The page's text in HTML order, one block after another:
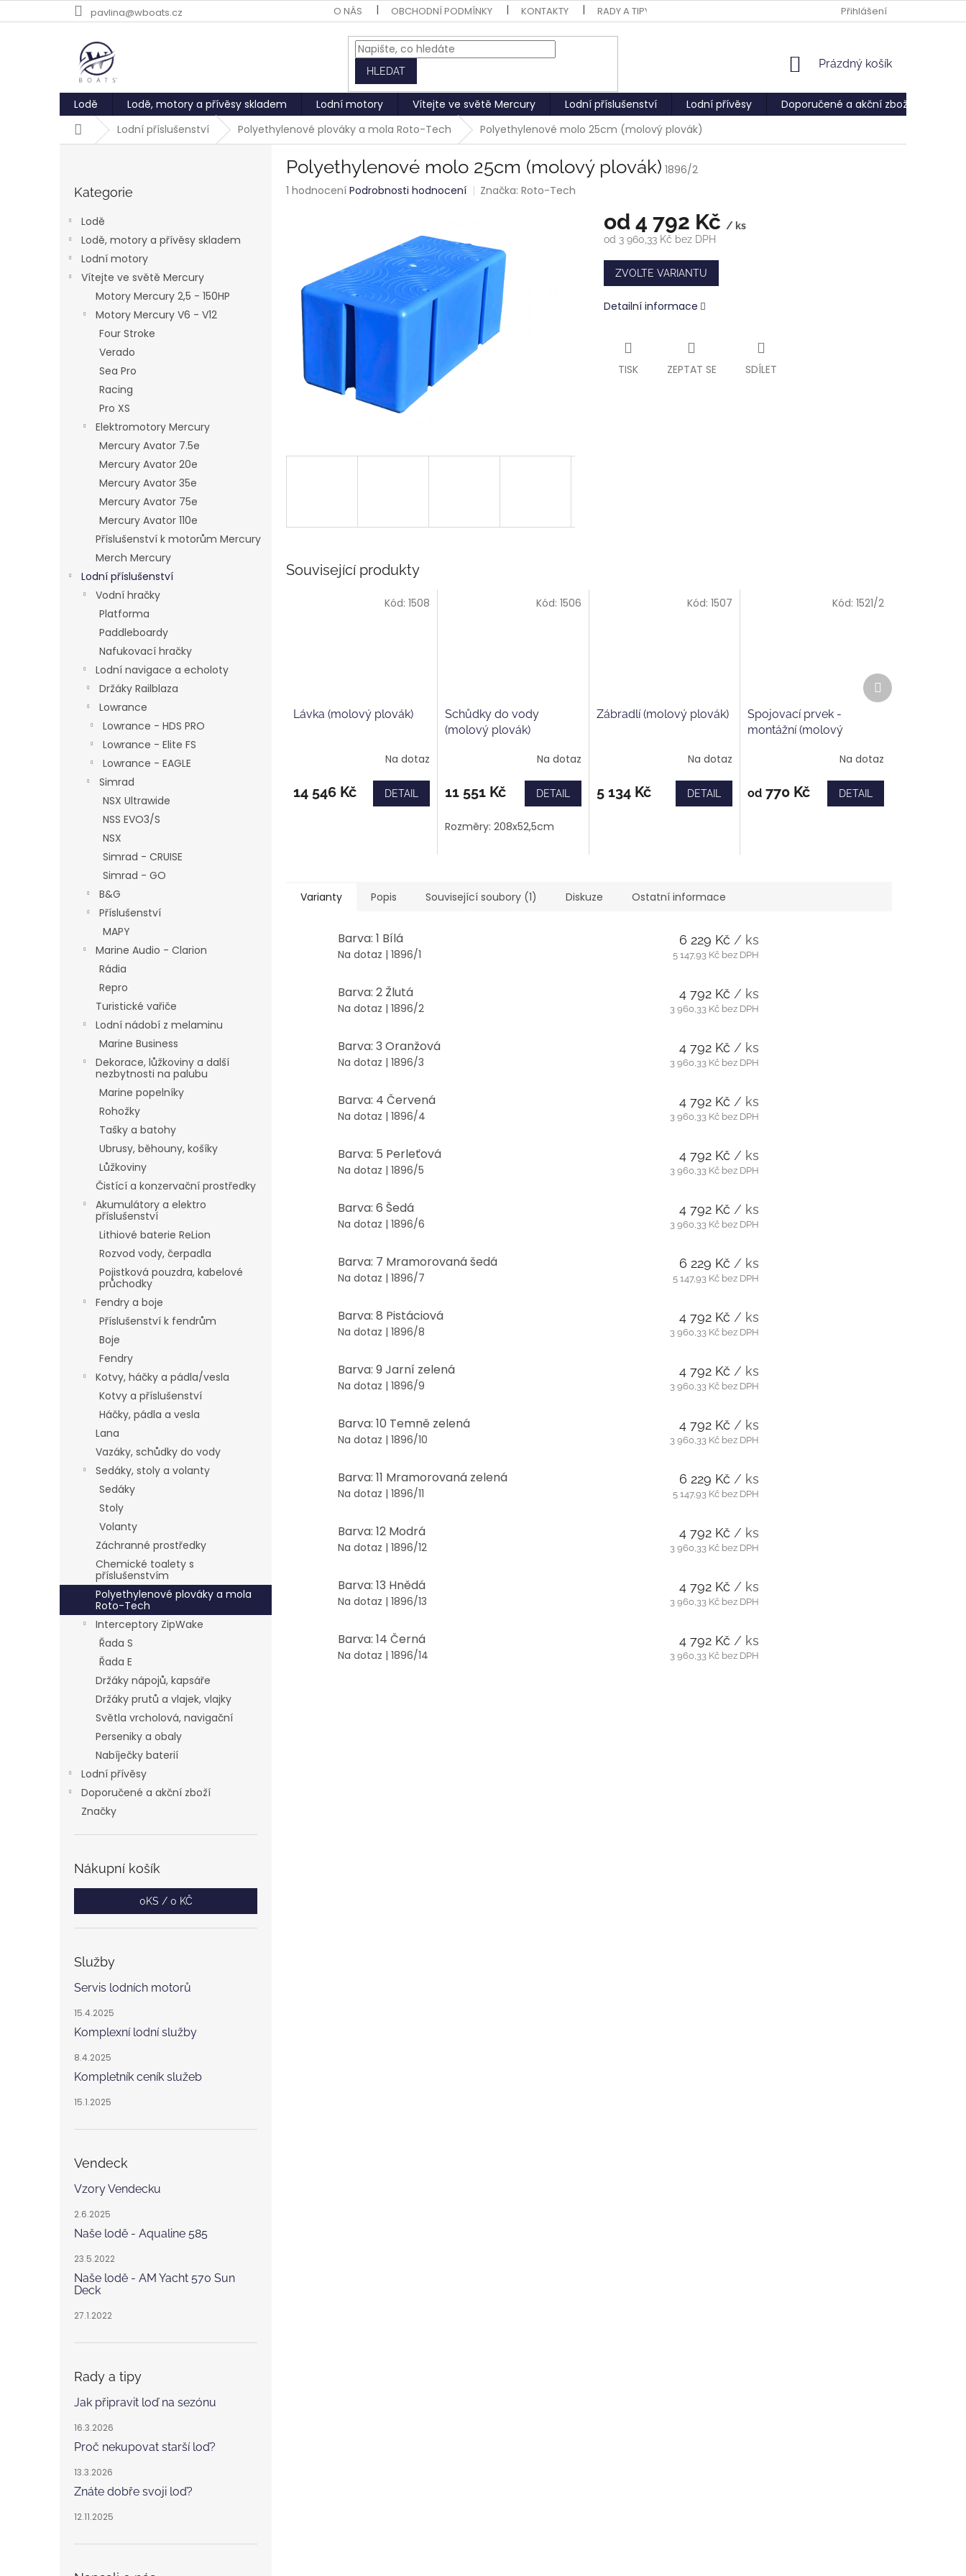
na
pavlina@wboats.cz O NÁS OBCHODNÍ PODMÍNKY KONTAKTY RADY A TIPY Přihlášení
HLEDAT
NÁKUPNÍ
Prázdný košík
Lodě Lodě, motory a přívěsy skladem Lodní motory Vítejte ve světě Mercury Lodní příslušenství Lodní přívěsy Doporučené a akční zboží
DomůLodní příslušenství Polyethylenové plováky a mola Roto-Tech Polyethylenové molo 25cm (molový plovák)
kategorie
Kategorie
Lodě
Lodě, motory a přívěsy skladem
Lodní motory
Vítejte ve světě Mercury
Motory Mercury 2,5 - 150HP
Motory Mercury V6 - V12
Four Stroke
Verado
Sea Pro
Racing
Pro XS
Elektromotory Mercury
Mercury Avator 7.5e
Mercury Avator 20e
Mercury Avator 35e
Mercury Avator 75e
Mercury Avator 110e
Příslušenství k motorům Mercury
Merch Mercury
Lodní příslušenství
Vodní hračky
Platforma
Paddleboardy
Nafukovací hračky
Lodní navigace a echoloty
Držáky Railblaza
Lowrance
Lowrance - HDS PRO
Lowrance - Elite FS
Lowrance - EAGLE
Simrad
NSX Ultrawide
NSS EVO3/S
NSX
Simrad - CRUISE
Simrad - GO
B&G
Příslušenství
MAPY
Marine Audio - Clarion
Rádia
Repro
Turistické vařiče
Lodní nádobí z melaminu
Marine Business
Dekorace, lůžkoviny a další
nezbytnosti na palubu
Marine popelníky
Rohožky
Tašky a batohy
Ubrusy, běhouny, košíky
Lůžkoviny
Čistící a konzervační prostředky
Akumulátory a elektro
příslušenství
Lithiové baterie ReLion
Rozvod vody, čerpadla
Pojistková pouzdra, kabelové
průchodky
Fendry a boje
Příslušenství k fendrům
Boje
Fendry
Kotvy, háčky a pádla/vesla
Kotvy a příslušenství
Háčky, pádla a vesla
Lana
Vazáky, schůdky do vody
Sedáky, stoly a volanty
Sedáky
Stoly
Volanty
Záchranné prostředky
Chemické toalety s
příslušenstvím
Polyethylenové plováky a mola
Roto-Tech
Interceptory ZipWake
Řada S
Řada E
Držáky nápojů, kapsáře
Držáky prutů a vlajek, vlajky
Světla vrcholová, navigační
Perseniky a obaly
Nabíječky baterií
Lodní přívěsy
Doporučené a akční zboží
Značky
Nákupní košík
0KS / 0 KČ
Služby
Servis lodních motorů
15.4.2025
Komplexní lodní služby
8.4.2025
Kompletník ceník služeb
15.1.2025
Vendeck
Vzory Vendecku
2.6.2025
Naše lodě - Aqualine 585
23.5.2022
Naše lodě - AM Yacht 570 Sun
Deck
27.1.2022
Rady a tipy
Jak připravit loď na sezónu
16.3.2026
Proč nekupovat starší loď?
13.3.2026
Znáte dobře svoji loď?
12.11.2025
Polyethylenové molo 25cm (molový plovák) 1896/2
Průměrné
hvězdiček.
1 hodnocení Podrobnosti hodnocení Značka:Roto-Tech
od 4 792 Kč / ks
od 3 960,33 Kč bez DPH
Měrná
cena:
ZVOLTE VARIANTU
Detailní informace
TISK ZEPTAT SE SDÍLET
Související produkty
Lávka (molový plovák)
Na dotaz
14 546 Kč DETAIL
Kód: 1508
Schůdky do vody
(molový plovák)
Na dotaz
11 551 Kč DETAIL
Rozměry: 208x52,5cm
Kód: 1506
Zábradlí (molový plovák)
Na dotaz
5 134 Kč DETAIL
Kód:1507
Spojovací prvek -
montážní (molový
Na dotaz
od 770 Kč DETAIL
Kód: 1521/2
Další
produkt
Varianty Popis Související soubory (1) Diskuze Ostatní informace
Barva: 1 Bílá
Na dotaz | 1896/1
6 229 Kč / ks
5 147,93 Kč bez DPH
Barva: 2 Žlutá
Na dotaz | 1896/2
4 792 Kč / ks
3 960,33 Kč bez DPH
Barva: 3 Oranžová
Na dotaz | 1896/3
4 792 Kč / ks
3 960,33 Kč bez DPH
Barva: 4 Červená
Na dotaz | 1896/4
4 792 Kč / ks
3 960,33 Kč bez DPH
Barva: 5 Perleťová
Na dotaz | 1896/5
4 792 Kč / ks
3 960,33 Kč bez DPH
Barva: 6 Šedá
Na dotaz | 1896/6
4 792 Kč / ks
3 960,33 Kč bez DPH
Barva: 7 Mramorovaná šedá
Na dotaz | 1896/7
6 229 Kč / ks
5 147,93 Kč bez DPH
Barva: 8 Pistáciová
Na dotaz | 1896/8
4 792 Kč / ks
3 960,33 Kč bez DPH
Barva: 9 Jarní zelená
Na dotaz | 1896/9
4 792 Kč / ks
3 960,33 Kč bez DPH
Barva: 10 Temně zelená
Na dotaz | 1896/10
4 792 Kč / ks
3 960,33 Kč bez DPH
Barva: 11 Mramorovaná zelená
Na dotaz | 1896/11
6 229 Kč / ks
5 147,93 Kč bez DPH
Barva: 12 Modrá
Na dotaz | 1896/12
4 792 Kč / ks
3 960,33 Kč bez DPH
Barva: 13 Hnědá
Na dotaz | 1896/13
4 792 Kč / ks
3 960,33 Kč bez DPH
Barva: 14 Černá
Na dotaz | 1896/14
4 792 Kč / ks
3 960,33 Kč bez DPH